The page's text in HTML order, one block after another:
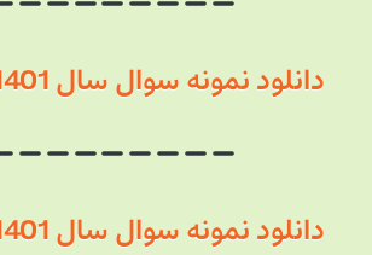
دانلود نمونه سوال سال 1401 +پاسخ
دانلود نمونه سوال سال 1401 +پاسخ